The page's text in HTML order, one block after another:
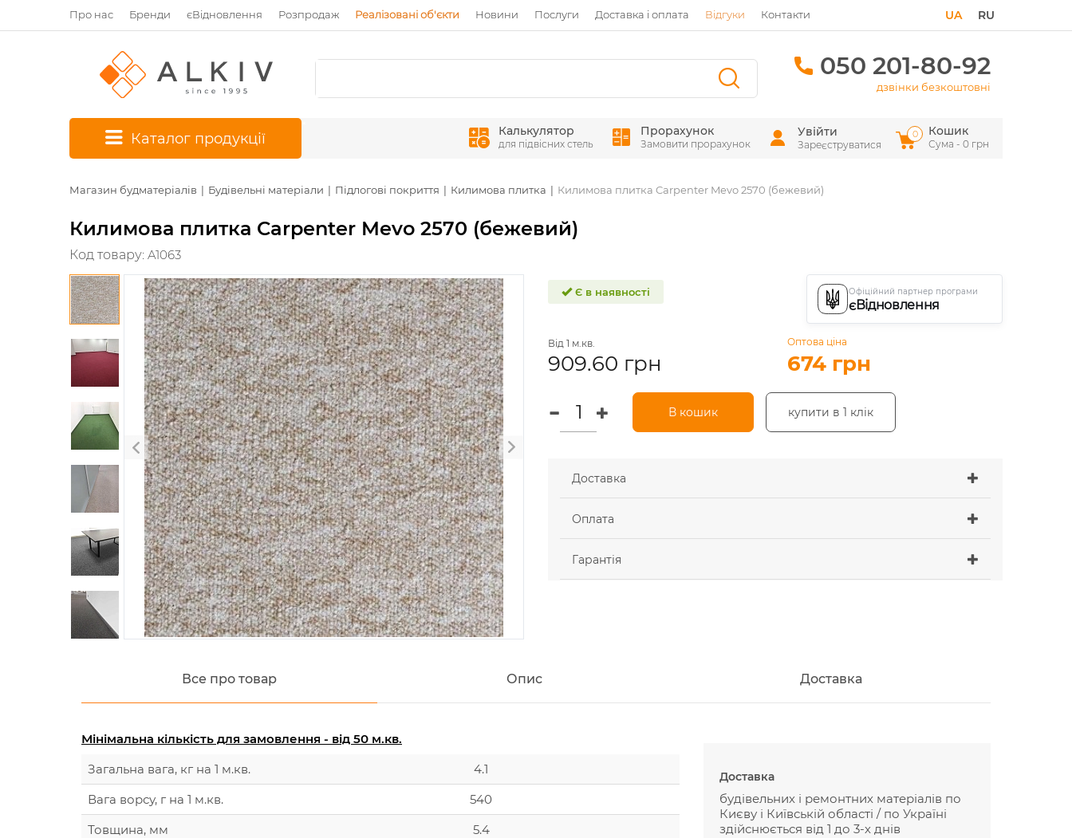
Про нас Бренди єВідновлення Розпродаж Реалізовані об'єкти Новини Послуги Доставка і оплата Відгуки Контакти RU
UA
050 201-80-92
дзвінки безкоштовні
Каталог продукції Калькулятор
для підвісних стель
Прорахунок
Замовити прорахунок
Увійти
Зареєструватися
Кошик
Сума - 0 грн
0
Магазин будматеріалів Будівельні матеріали Підлогові покриття Килимова плитка Килимова плитка Carpenter Mevo 2570 (бежевий)
Килимова плитка Carpenter Mevo 2570 (бежевий)
Код товару: A1063
Є в наявності Офіційний партнер програми
єВідновлення
Від 1 м.кв.
909.60 грн
Оптова ціна
674 грн
В кошик купити в 1 клік
Доставка
Оплата
Гарантія
Все про товар Опис Доставка
Мінімальна кількість для замовлення - від 50 м.кв.
Загальна вага, кг на 1 м.кв.
4.1
Вага ворсу, г на 1 м.кв.
540
Товщина, мм
5.4
Доставка
будівельних і ремонтних матеріалів по
Києву і Київській області / по Україні
здійснюється від 1 до 3-х днів